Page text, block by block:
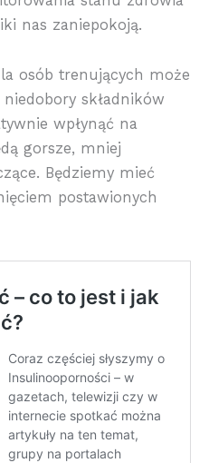
nas zaniepokoją.
osób trenujących może
składników
wpłynąć na
gorsze, mniej
Będziemy mieć
postawionych